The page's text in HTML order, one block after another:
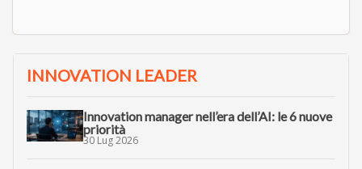
INNOVATION LEADER
Innovation manager nell’era dell’AI: le 6 nuove
priorità
30 Lug 2026